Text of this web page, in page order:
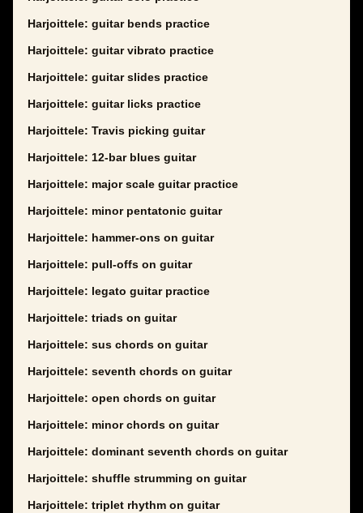
Harjoittele: guitar bends practice
Harjoittele: guitar vibrato practice
Harjoittele: guitar slides practice
Harjoittele: guitar licks practice
Harjoittele: Travis picking guitar
Harjoittele: 12-bar blues guitar
Harjoittele: major scale guitar practice
Harjoittele: minor pentatonic guitar
Harjoittele: hammer-ons on guitar
Harjoittele: pull-offs on guitar
Harjoittele: legato guitar practice
Harjoittele: triads on guitar
Harjoittele: sus chords on guitar
Harjoittele: seventh chords on guitar
Harjoittele: open chords on guitar
Harjoittele: minor chords on guitar
Harjoittele: dominant seventh chords on guitar
Harjoittele: shuffle strumming on guitar
Harjoittele: triplet rhythm on guitar